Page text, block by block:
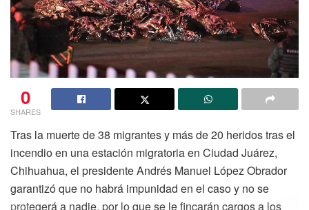
0
SHARES
Tras la muerte de 38 migrantes y más de 20 heridos tras el
incendio en una estación migratoria en Ciudad Juárez,
Chihuahua, el presidente Andrés Manuel López Obrador
garantizó que no habrá impunidad en el caso y no se
protegerá a nadie, por lo que se le fincarán cargos a los